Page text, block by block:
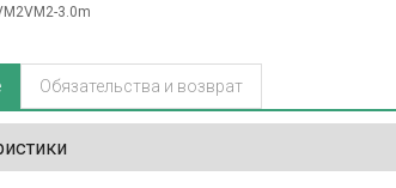
3.0m
Обязательства и возврат